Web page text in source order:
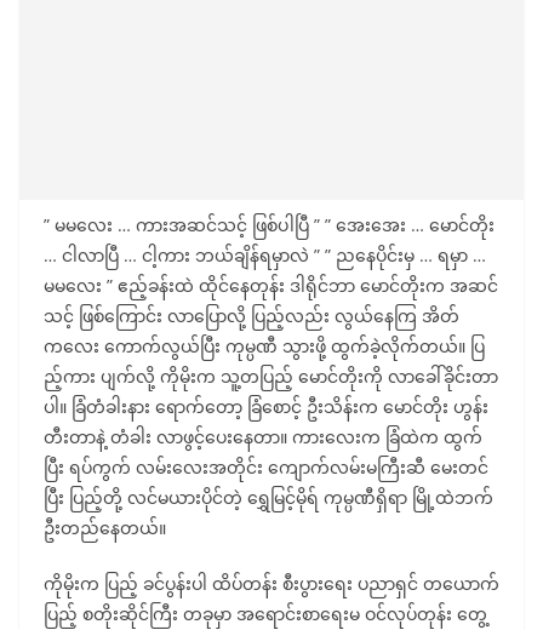
” မမလေး … ကားအဆင်သင့် ဖြစ်ပါပြီ ” ” အေးအေး … မောင်တိုး
… ငါလာပြီ … ငါ့ကား ဘယ်ချိန်ရမှာလဲ ” ” ညနေပိုင်းမှ … ရမှာ …
မမလေး ” ဧည့်ခန်းထဲ ထိုင်နေတုန်း ဒါရိုင်ဘာ မောင်တိုးက အဆင်
သင့် ဖြစ်ကြောင်း လာပြောလို့ ပြည့်လည်း လွယ်နေကြ အိတ်
ကလေး ကောက်လွယ်ပြီး ကုမ္ပဏီ သွားဖို့ ထွက်ခဲ့လိုက်တယ်။ ပြ
ည့်ကား ပျက်လို့ ကိုမိုးက သူ့တပြည့် မောင်တိုးကို လာခေါ်ခိုင်းတာ
ပါ။ ခြံတံခါးနား ရောက်တော့ ခြံစောင့် ဦးသိန်းက မောင်တိုး ဟွန်း
တီးတာနဲ့ တံခါး လာဖွင့်ပေးနေတာ။ ကားလေးက ခြံထဲက ထွက်
ပြီး ရပ်ကွက် လမ်းလေးအတိုင်း ကျောက်လမ်းမကြီးဆီ မေးတင်
ပြီး ပြည့်တို့ လင်မယားပိုင်တဲ့ ရွှေမြင့်မိုရ် ကုမ္ပဏီရှိရာ မြို့ထဲဘက်
ဦးတည်နေတယ်။
ကိုမိုးက ပြည့် ခင်ပွန်းပါ ထိပ်တန်း စီးပွားရေး ပညာရှင် တယောက်
ပြည့် စတိုးဆိုင်ကြီး တခုမှာ အရောင်းစာရေးမ ဝင်လုပ်တုန်း တွေ့